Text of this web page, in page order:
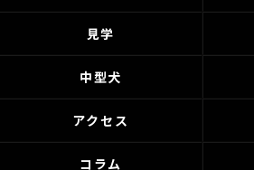
見学
中型犬
アクセス
コラム